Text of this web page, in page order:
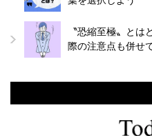
〝恐縮至極〟とは
際の注意点も併せ